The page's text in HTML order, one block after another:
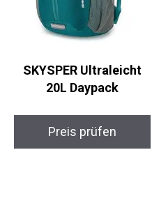
SKYSPER Ultraleicht
20L Daypack
Preis prüfen